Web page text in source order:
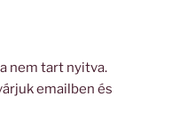
nem tart nyitva.
emailben és